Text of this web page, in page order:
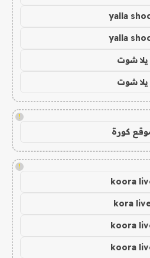
yalla
yalla
يلا شوت
يلا شوت
!
كورة
!
koora
kora
koora
koora